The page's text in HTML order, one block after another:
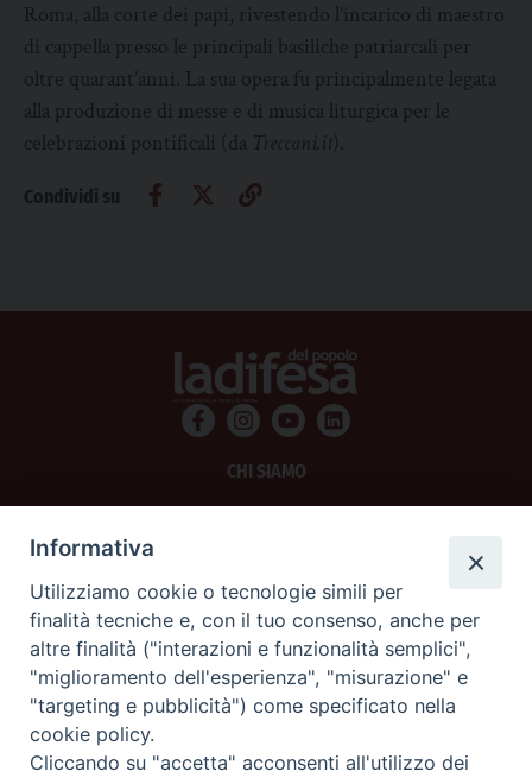
Roma, alla corte dei papi, rivestendo l’incarico di maestro
di cappella presso le principali basiliche patriarcali per
oltre quarant’anni. La sua opera fu principalmente legata
alla produzione di messe e di musica liturgica per le
celebrazioni pontificali (da Treccani.it).
Condividi su
CHI SIAMO
SCRIVICI
La Difesa srl - P.iva 05125420280
La Difesa del Popolo percepisce i contributi pubblici all'editoria.
La Difesa del Popolo, tramite la Fisc (Federazione Italiana Settimanali Cattolici)
ha aderito allo IAP (Istituto dell'Autodisciplina Pubblicitaria) accettando il Codice
Informativa
Utilizziamo cookie o tecnologie simili per
finalità tecniche e, con il tuo consenso, anche per
altre finalità ("interazioni e funzionalità semplici",
"miglioramento dell'esperienza", "misurazione" e
"targeting e pubblicità") come specificato nella
cookie policy.
Cliccando su "accetta" acconsenti all'utilizzo dei